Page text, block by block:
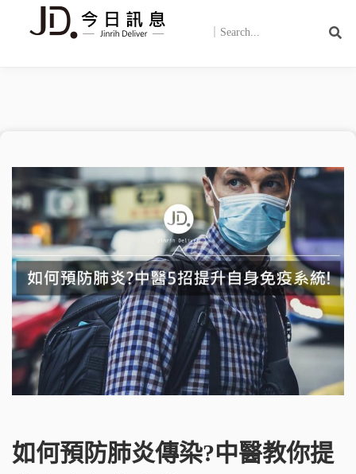
如何預防肺炎傳染?中醫教你提